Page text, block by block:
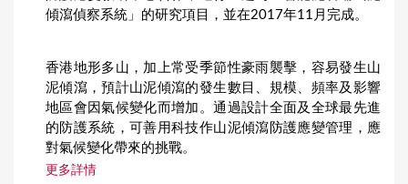
傾瀉偵察系統」的研究項目，並在2017年11月完成。
香港地形多山，加上常受季節性豪雨襲擊，容易發生山
泥傾瀉，預計山泥傾瀉的發生數目、規模、頻率及影響
地區會因氣候變化而增加。通過設計全面及全球最先進
的防護系統，可善用科技作山泥傾瀉防護應變管理，應
對氣候變化帶來的挑戰。
更多詳情